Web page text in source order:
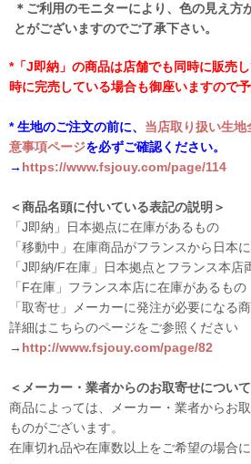
＊ご利用のモニターにより、色の見え方
とがございますのでご了承下さい。
*「J即納」の商品は店舗でも同時に販売
時に完売している場合も御座いますので
* 生地のご注文の前に、 当店取り扱い生
意事項ページを必ずご確認ください。
→ https://www.fsjouy.com/page/114
＜商品名頭に付いている表記の説明＞
「J即納」日本拠点に在庫があるもの
「移動中」在庫商品がフランスから日本
「J即納/F在庫」日本拠点とフランス本
「F在庫」フランス本店に在庫があるもの
「取寄せ」メーカーに発注が必要になる
詳細はこちらのページをご参照ください
→ http://www.fsjouy.com/page/82
＜メーカー・業者からのお取寄せについて
商品によっては、メーカー・業者からお
ものがございます。
在庫切れ品や在庫数以上をご希望の場合